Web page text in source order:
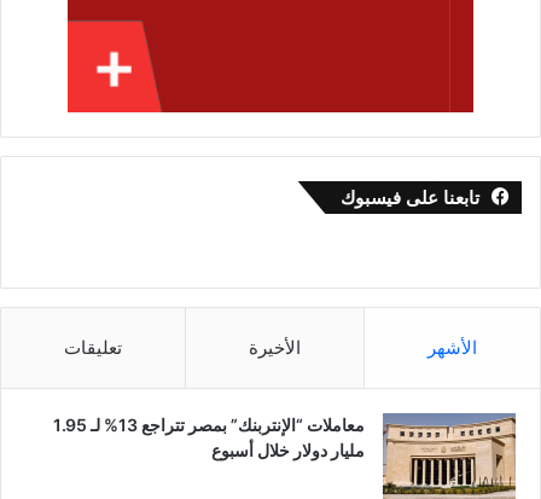
تابعنا على فيسبوك
الأشهر الأخيرة تعليقات
معاملات “الإنتربنك” بمصر تتراجع 13% لـ 1.95
مليار دولار خلال أسبوع